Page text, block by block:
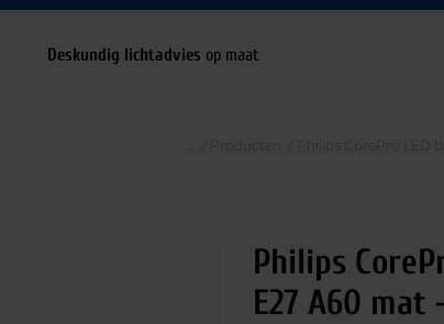
Deskundig lichtadvies op maat
Philips
E27 A60 mat